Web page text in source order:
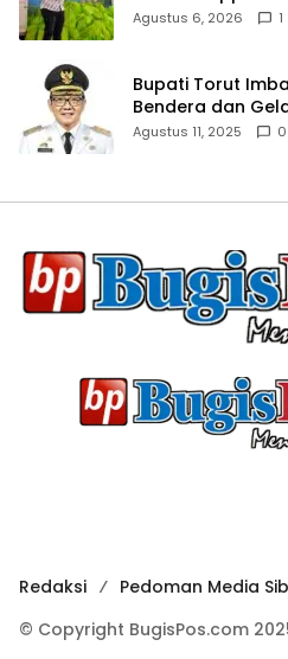
Paket Sembako di
Agustus 6, 2026 1
Bupati Torut
Bendera dan
Agustus 11, 2025 0
Redaksi Pedoman Media
© Copyright BugisPos.com